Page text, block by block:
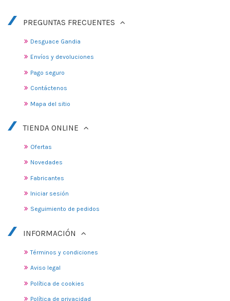
PREGUNTAS FRECUENTES
Desguace Gandia
Envíos y devoluciones
Pago seguro
Contáctenos
Mapa del sitio
TIENDA ONLINE
Ofertas
Novedades
Fabricantes
Iniciar sesión
Seguimiento de pedidos
INFORMACIÓN
Términos y condiciones
Aviso legal
Política de cookies
Política de privacidad